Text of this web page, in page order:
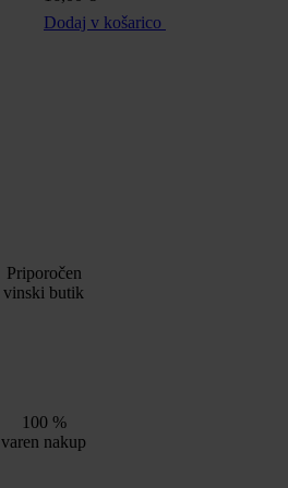
Dodaj v košarico
Priporočen
vinski butik
100 %
varen nakup